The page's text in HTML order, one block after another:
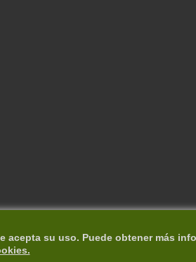
su uso. Puede obtener más